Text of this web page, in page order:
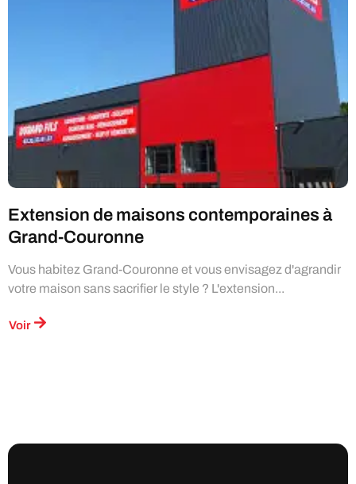
Extension de maisons contemporaines à
Grand-Couronne
Vous habitez Grand-Couronne et vous envisagez d'agrandir
votre maison sans sacrifier le style ? L'extension...
Voir